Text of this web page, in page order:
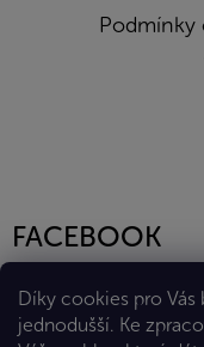
Díky cookies pro
jednodušší. Ke
Podmínky
FACEBOOK